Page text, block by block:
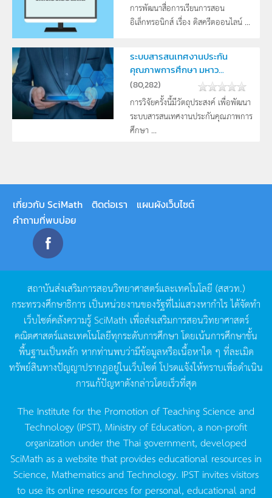
การพัฒนาสื่อการเรียนการสอน
อิเล็กทรอนิกส์ เรื่อง ดิสครีตออนไลน์ ...
ระบบสารสนเทศงานประกัน
คุณภาพการศึกษา มหาว...
(80,282)
การวิจัยครั้งนี้มีวัตถุประสงค์ เพื่อพัฒนา
ระบบสารสนเทศงานประกันคุณภาพการ
ศึกษา ...
เกี่ยวกับ SciMath ติดต่อเรา
แผนผังเว็บไซต์
คำถามที่พบบ่อย
สถาบันส่งเสริมการสอนวิทยาศาสตร์และเทคโนโลยี (สสวท.)
กระทรวงศึกษาธิการ เป็นหน่วยงานของรัฐที่ไม่แสวงหากำไรได้จัดทำ
เว็บไซต์คลังความรู้SciMath เพื่อส่งเสริมการสอนวิทยาศาสตร์
คณิตศาสตร์และเทคโนโลยีทุกระดับการศึกษา โดยเน้นการศึกษาขั้น
พื้นฐานเป็นหลัก หากท่านพบว่ามีข้อมูลหรือเนื้อหาใด ๆ ที่ละเมิด
ทรัพย์สินทางปัญญาปรากฏอยู่ในเว็บไซต์โปรดแจ้งให้ทราบเพื่อดำเนิน
การแก้ปัญหาดังกล่าวโดยเร็วที่สุด
The Institute for the Promotion of Teaching Science and
Technology (IPST), Ministry of Education, a non-profit
organization under the Thai government, developed
SciMath as a website that provides educational resources in
Science, Mathematics and Technology. IPST invites visitors
to use its online resources for personal, educational and